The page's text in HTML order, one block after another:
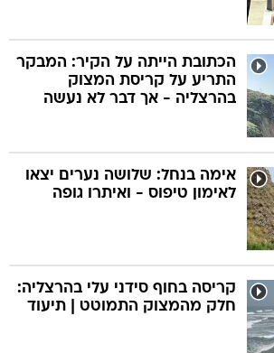
הכתובת הייתה על הקיר: המבקר
התריע על קריסת המצוק
בהרצליה - אך דבר לא נעשה
אימה בנחל: שלושה נערים יצאו
לאימון טיפוס - ואיתרו גופה
קריסה בחוף סידני עלי בהרצליה:
חלק מהמצוק התמוטט | תיעוד